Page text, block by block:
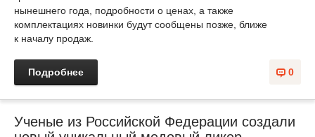
нынешнего года, подробности о ценах, а также
комплектациях новинки будут сообщены позже, ближе
к началу продаж.
0
Подробнее
Ученые из Российской Федерации создали